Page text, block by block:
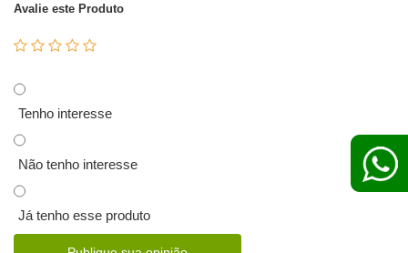
Avalie este Produto
Tenho interesse
Não tenho interesse
Já tenho esse produto